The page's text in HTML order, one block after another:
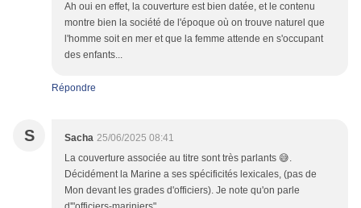
Ah oui en effet, la couverture est bien datée, et le contenu
montre bien la société de l'époque où on trouve naturel que
l'homme soit en mer et que la femme attende en s'occupant
des enfants...
Répondre
S Sacha 25/06/2025 08:41
La couverture associée au titre sont très parlants 😅.
Décidément la Marine a ses spécificités lexicales, (pas de
Mon devant les grades d'officiers). Je note qu'on parle